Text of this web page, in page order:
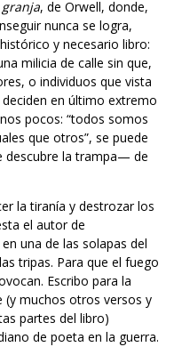
, de Orwell, donde,
nunca se logra,
y necesario libro:
milicia de calle sin que,
o individuos que vista
en último extremo
pocos: “todos somos
que otros”, se puede
descubre la trampa— de
la tiranía y destrozar los
el autor de
una de las solapas del
tripas. Para que el fuego
Escribo para la
(y muchos otros versos y
partes del libro)
de poeta en la guerra.